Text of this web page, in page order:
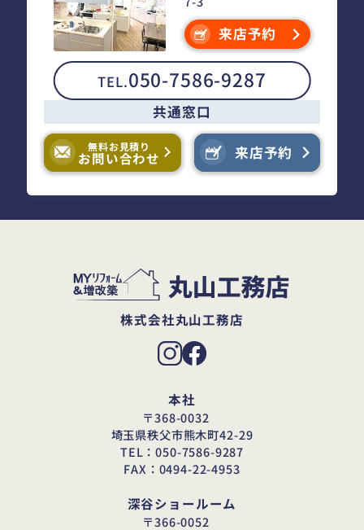
来店予約
TEL.050-7586-9287
共通窓口
来店予約
無料お見積り
お問い合わせ
株式会社丸山工務店
本社
〒368-0032
埼玉県秩父市熊木町42-29
TEL：050-7586-9287
FAX：0494-22-4953
深谷ショールーム
〒366-0052